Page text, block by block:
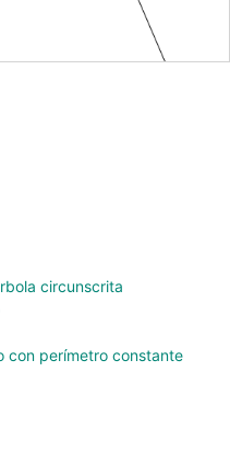
circunscrita
con perímetro constante